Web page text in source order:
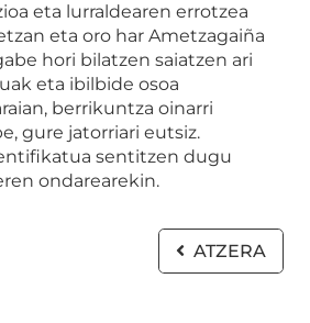
eta lurraldearen errotzea
eta oro har Ametzagaiña
hori bilatzen saiatzen ari
eta ibilbide osoa
berrikuntza oinarri
gure jatorriari eutsiz.
sentitzen dugu
ondarearekin.
ATZERA